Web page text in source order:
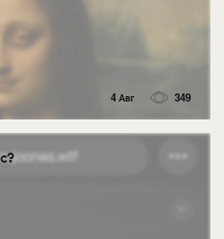
4 Авг 349